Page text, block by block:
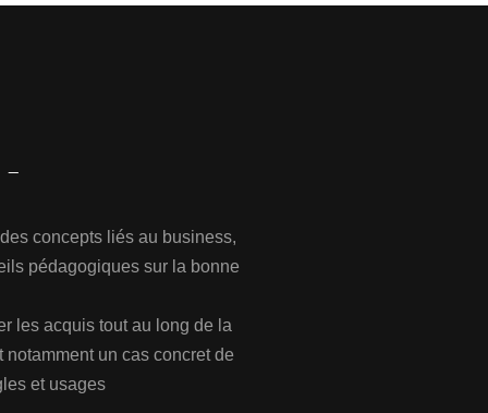
concepts liés au business,
pédagogiques sur la bonne
les acquis tout au long de la
un cas concret de
et usages